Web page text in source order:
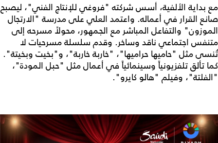
مع بداية الألفية، أسس شركته "فروغي للإنتاج الفني"، ليصبح
صانع القرار في أعماله. واعتمد العلي على مدرسة "الارتجال
الموزون" والتفاعل المباشر مع الجمهور، محولاً مسرحه إلى
متنفس اجتماعي ناقد وساخر. وقدم سلسلة مسرحيات لا
تُنسى مثل "حاميها حراميها"، "خاربة خاربة"، و"بخيت وبخيتة".
كما تألق تلفزيونياً وسينمائياً في أعمال مثل "حبل المودة"،
"الفلتة"، وفيلم "هالو كايرو".